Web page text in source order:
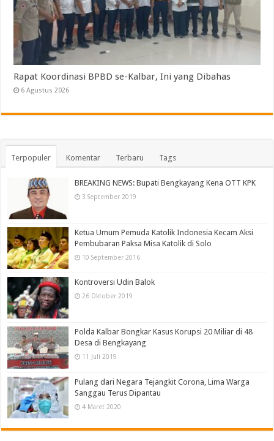
Rapat Koordinasi BPBD se-Kalbar, Ini yang Dibahas
6 Agustus 2026
Terpopuler Komentar Terbaru Tags
BREAKING NEWS: Bupati Bengkayang Kena OTT KPK
3 September 2019
Ketua Umum Pemuda Katolik Indonesia Kecam Aksi
Pembubaran Paksa Misa Katolik di Solo
10 September 2016
Kontroversi Udin Balok
26 Oktober 2019
Polda Kalbar Bongkar Kasus Korupsi 20 Miliar di 48
Desa di Bengkayang
11 Juli 2019
Pulang dari Negara Tejangkit Corona, Lima Warga
Sanggau Terus Dipantau
4 Maret 2020